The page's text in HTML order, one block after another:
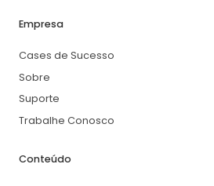
Empresa
Cases de Sucesso
Sobre
Suporte
Trabalhe Conosco
Conteúdo